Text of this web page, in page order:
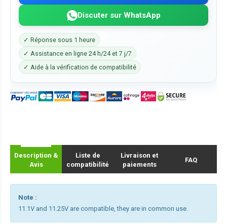
Discuter sur WhatsApp
✓ Réponse sous 1 heure
✓ Assistance en ligne 24 h/24 et 7 j/7
✓ Aide à la vérification de compatibilité
Description &
Avis
Liste de
compatibilité
Livraison et
paiements
FAQ
Note :
11.1V and 11.25V are compatible, they are in common use.